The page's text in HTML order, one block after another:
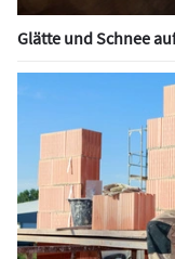
Glätte und Schnee